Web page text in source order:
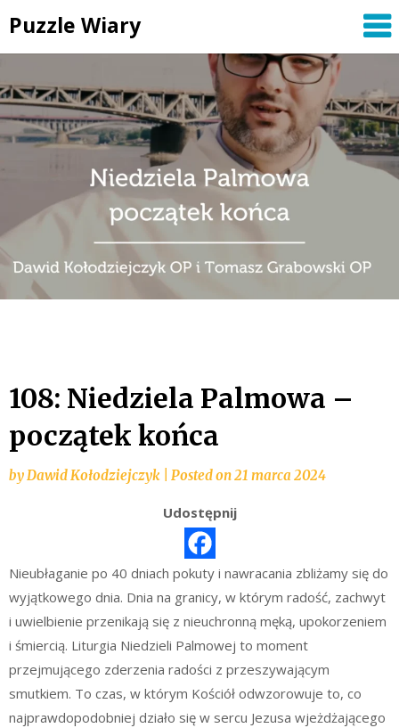
to
content
Puzzle Wiary
108: Niedziela Palmowa –
początek końca
byDawid Kołodziejczyk Posted on21 marca 2024
Udostępnij
Nieubłaganie po 40 dniach pokuty i nawracania zbliżamy się do
wyjątkowego dnia. Dnia na granicy, w którym radość, zachwyt
i uwielbienie przenikają się z nieuchronną męką, upokorzeniem
i śmiercią. Liturgia Niedzieli Palmowej to moment
przejmującego zderzenia radości z przeszywającym
smutkiem. To czas, w którym Kościół odwzorowuje to, co
najprawdopodobniej działo się w sercu Jezusa wjeżdżającego